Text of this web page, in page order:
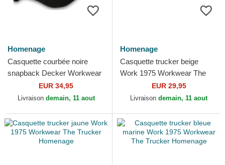
Homenage
Casquette courbée noire
snapback Decker Workwear
The Retro Homenage
EUR 34,95
Livraison demain, 11 aout
Homenage
Casquette trucker beige
Work 1975 Workwear The
Trucker Homenage
EUR 29,95
Livraison demain, 11 aout